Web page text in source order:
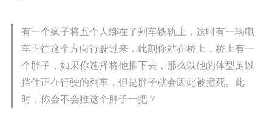
有一个疯子将五个人绑在了列车铁轨上，这时有一辆电
车正往这个方向行驶过来，此刻你站在桥上，桥上有一
个胖子，如果你选择将他推下去，那么以他的体型足以
挡住正在行驶的列车，但是胖子就会因此被撞死。此
时，你会不会推这个胖子一把？